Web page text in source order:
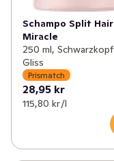
Schampo Split Hair
Miracle
250 ml, Schwarzkopf
Gliss
Prismatch
28,95 kr
115,80 kr /l